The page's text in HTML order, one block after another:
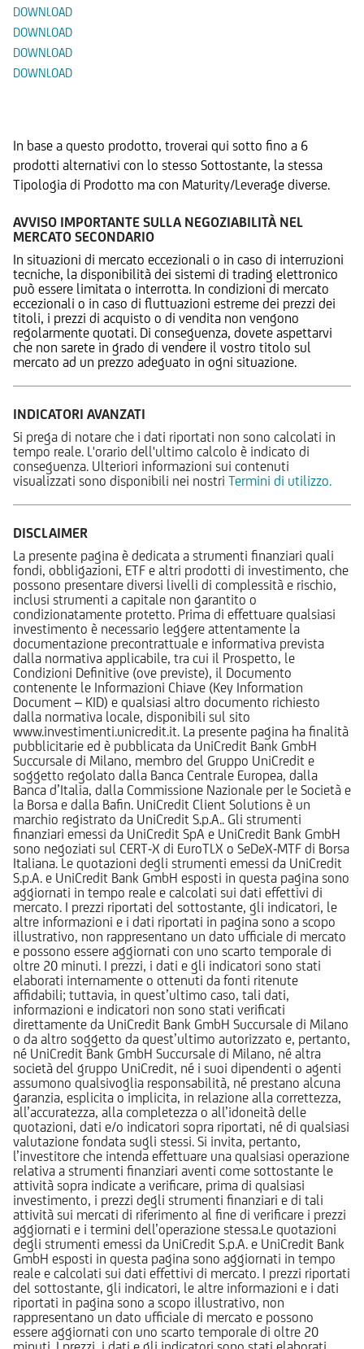
DOWNLOAD
DOWNLOAD
DOWNLOAD
DOWNLOAD
In base a questo prodotto, troverai qui sotto fino a 6
prodotti alternativi con lo stesso Sottostante, la stessa
Tipologia di Prodotto ma con Maturity/Leverage diverse.
AVVISO IMPORTANTE SULLA NEGOZIABILITÀ NEL
MERCATO SECONDARIO
In situazioni di mercato eccezionali o in caso di interruzioni
tecniche, la disponibilità dei sistemi di trading elettronico
può essere limitata o interrotta. In condizioni di mercato
eccezionali o in caso di fluttuazioni estreme dei prezzi dei
titoli, i prezzi di acquisto o di vendita non vengono
regolarmente quotati. Di conseguenza, dovete aspettarvi
che non sarete in grado di vendere il vostro titolo sul
mercato ad un prezzo adeguato in ogni situazione.
INDICATORI AVANZATI
Si prega di notare che i dati riportati non sono calcolati in
tempo reale. L'orario dell'ultimo calcolo è indicato di
conseguenza. Ulteriori informazioni sui contenuti
visualizzati sono disponibili nei nostri Termini di utilizzo.
DISCLAIMER
La presente pagina è dedicata a strumenti finanziari quali
fondi, obbligazioni, ETF e altri prodotti di investimento, che
possono presentare diversi livelli di complessità e rischio,
inclusi strumenti a capitale non garantito o
condizionatamente protetto. Prima di effettuare qualsiasi
investimento è necessario leggere attentamente la
documentazione precontrattuale e informativa prevista
dalla normativa applicabile, tra cui il Prospetto, le
Condizioni Definitive (ove previste), il Documento
contenente le Informazioni Chiave (Key Information
Document – KID) e qualsiasi altro documento richiesto
dalla normativa locale, disponibili sul sito
www.investimenti.unicredit.it. La presente pagina ha finalità
pubblicitarie ed è pubblicata da UniCredit Bank GmbH
Succursale di Milano, membro del Gruppo UniCredit e
soggetto regolato dalla Banca Centrale Europea, dalla
Banca d’Italia, dalla Commissione Nazionale per le Società e
la Borsa e dalla Bafin. UniCredit Client Solutions è un
marchio registrato da UniCredit S.p.A.. Gli strumenti
finanziari emessi da UniCredit SpA e UniCredit Bank GmbH
sono negoziati sul CERT-X di EuroTLX o SeDeX-MTF di Borsa
Italiana. Le quotazioni degli strumenti emessi da UniCredit
S.p.A. e UniCredit Bank GmbH esposti in questa pagina sono
aggiornati in tempo reale e calcolati sui dati effettivi di
mercato. I prezzi riportati del sottostante, gli indicatori, le
altre informazioni e i dati riportati in pagina sono a scopo
illustrativo, non rappresentano un dato ufficiale di mercato
e possono essere aggiornati con uno scarto temporale di
oltre 20 minuti. I prezzi, i dati e gli indicatori sono stati
elaborati internamente o ottenuti da fonti ritenute
affidabili; tuttavia, in quest’ultimo caso, tali dati,
informazioni e indicatori non sono stati verificati
direttamente da UniCredit Bank GmbH Succursale di Milano
o da altro soggetto da quest’ultimo autorizzato e, pertanto,
né UniCredit Bank GmbH Succursale di Milano, né altra
società del gruppo UniCredit, né i suoi dipendenti o agenti
assumono qualsivoglia responsabilità, né prestano alcuna
garanzia, esplicita o implicita, in relazione alla correttezza,
all’accuratezza, alla completezza o all’idoneità delle
quotazioni, dati e/o indicatori sopra riportati, né di qualsiasi
valutazione fondata sugli stessi. Si invita, pertanto,
l’investitore che intenda effettuare una qualsiasi operazione
relativa a strumenti finanziari aventi come sottostante le
attività sopra indicate a verificare, prima di qualsiasi
investimento, i prezzi degli strumenti finanziari e di tali
attività sui mercati di riferimento al fine di verificare i prezzi
aggiornati e i termini dell’operazione stessa.Le quotazioni
degli strumenti emessi da UniCredit S.p.A. e UniCredit Bank
GmbH esposti in questa pagina sono aggiornati in tempo
reale e calcolati sui dati effettivi di mercato. I prezzi riportati
del sottostante, gli indicatori, le altre informazioni e i dati
riportati in pagina sono a scopo illustrativo, non
rappresentano un dato ufficiale di mercato e possono
essere aggiornati con uno scarto temporale di oltre 20